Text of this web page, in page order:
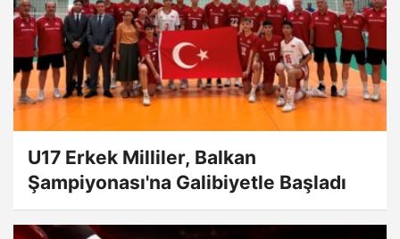
U17 Erkek Milliler, Balkan
Şampiyonası'na Galibiyetle Başladı